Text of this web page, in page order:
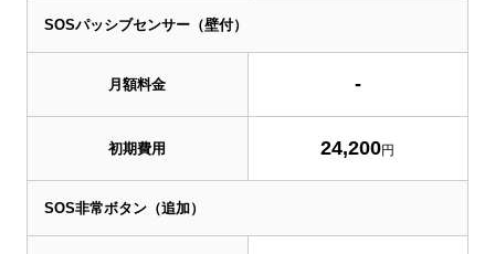
SOSパッシブセンサー（壁付）
月額料金 -
初期費用 24,200円
SOS非常ボタン（追加）